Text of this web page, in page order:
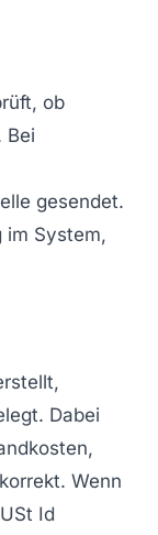
ob
Bei
gesendet.
im System,
Dabei
Wenn
Id